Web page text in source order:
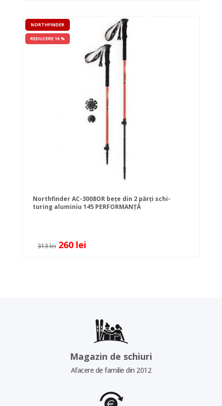
NORTHFINDER
REDUCERE 16 %
Northfinder AC-3008OR bețe din 2 părți schi-
turing aluminiu 145 PERFORMANȚĂ
313 lei 260 lei
Magazin de schiuri
Afacere de familie din 2012